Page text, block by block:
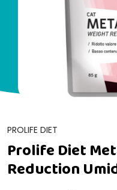
PROLIFE DIET
Prolife Diet
Reduction